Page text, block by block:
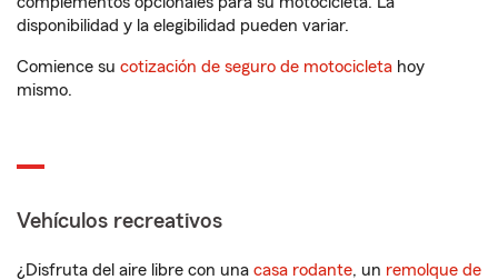
disponibilidad y la elegibilidad pueden variar.
Comience su cotización de seguro de motocicleta hoy
mismo.
Vehículos recreativos
¿Disfruta del aire libre con una casa rodante, un remolque de